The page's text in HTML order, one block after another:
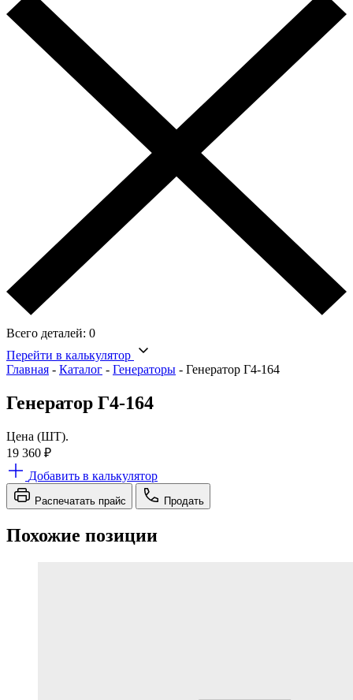
Всего деталей: 0
Перейти в калькулятор
Главная - Каталог - Генераторы - Генератор Г4-164
Генератор Г4-164
Цена (ШТ).
19 360 ₽
Добавить в калькулятор
Распечатать прайс Продать
Похожие позиции